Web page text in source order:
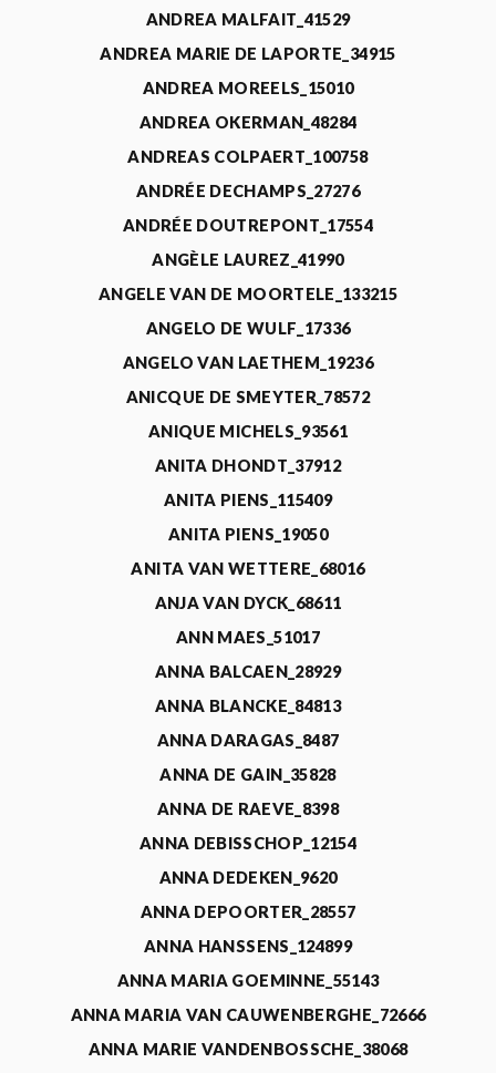
ANDREA MALFAIT_41529
ANDREA MARIE DE LAPORTE_34915
ANDREA MOREELS_15010
ANDREA OKERMAN_48284
ANDREAS COLPAERT_100758
ANDRÉE DECHAMPS_27276
ANDRÉE DOUTREPONT_17554
ANGÈLE LAUREZ_41990
ANGELE VAN DE MOORTELE_133215
ANGELO DE WULF_17336
ANGELO VAN LAETHEM_19236
ANICQUE DE SMEYTER_78572
ANIQUE MICHELS_93561
ANITA DHONDT_37912
ANITA PIENS_115409
ANITA PIENS_19050
ANITA VAN WETTERE_68016
ANJA VAN DYCK_68611
ANN MAES_51017
ANNA BALCAEN_28929
ANNA BLANCKE_84813
ANNA DARAGAS_8487
ANNA DE GAIN_35828
ANNA DE RAEVE_8398
ANNA DEBISSCHOP_12154
ANNA DEDEKEN_9620
ANNA DEPOORTER_28557
ANNA HANSSENS_124899
ANNA MARIA GOEMINNE_55143
ANNA MARIA VAN CAUWENBERGHE_72666
ANNA MARIE VANDENBOSSCHE_38068